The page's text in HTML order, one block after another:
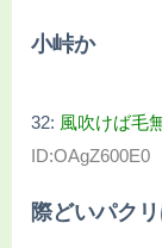
小峠か
32: 風吹けば毛
ID:OAgZ600E0
際どいパク